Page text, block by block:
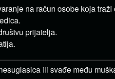
na račun osobe koja
prijatelja.
ili svađe među